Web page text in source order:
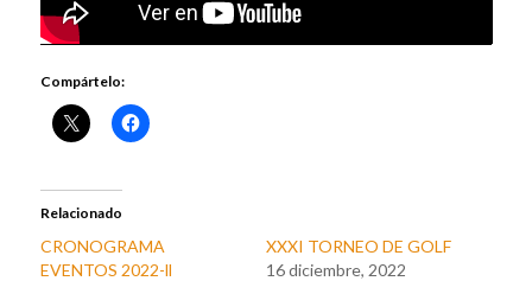
Compártelo:
Relacionado
CRONOGRAMA
EVENTOS 2022-ll
XXXI TORNEO DE GOLF
16 diciembre, 2022